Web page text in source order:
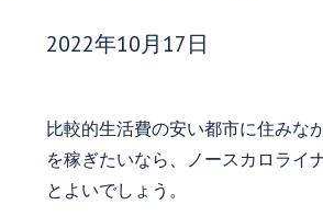
発行日:
2022年10月17日
比較的生活費の安い都市に住みな
を稼ぎたいなら、ノースカロライ
とよいでしょう。